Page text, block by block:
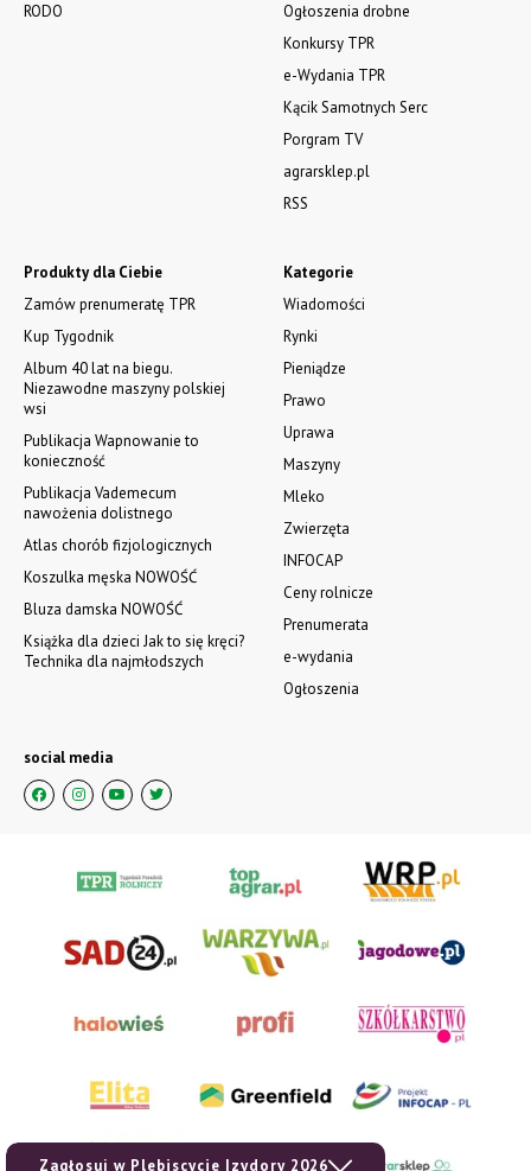
Zagłosuj w Plebiscycie Izydory 2026
RODO
Kategorie
Wiadomości
Rynki
Pieniądze
Prawo
Uprawa
Maszyny
Mleko
Zwierzęta
INFOCAP
Ceny rolnicze
Prenumerata
e-wydania
Ogłoszenia
Produkty dla Ciebie
Zamów prenumeratę TPR
Kup Tygodnik
Album 40 lat na biegu.
Niezawodne maszyny polskiej
wsi
Publikacja Wapnowanie to
konieczność
Publikacja Vademecum
nawożenia dolistnego
Atlas chorób fizjologicznych
Koszulka męska NOWOŚĆ
Bluza damska NOWOŚĆ
Książka dla dzieci Jak to się kręci?
Technika dla najmłodszych
Ogłoszenia drobne
Konkursy TPR
e-Wydania TPR
Kącik Samotnych Serc
Porgram TV
agrarsklep.pl
RSS
social media